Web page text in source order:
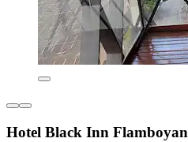
Hotel Black Inn